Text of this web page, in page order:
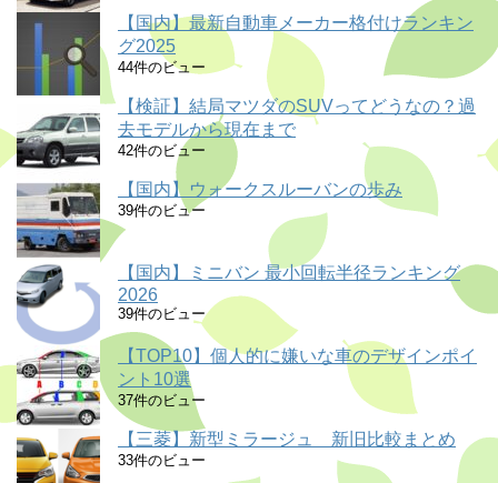
【国内】最新自動車メーカー格付けランキン
グ2025
44件のビュー
【検証】結局マツダのSUVってどうなの？過
去モデルから現在まで
42件のビュー
【国内】ウォークスルーバンの歩み
39件のビュー
【国内】ミニバン 最小回転半径ランキング
2026
39件のビュー
【TOP10】個人的に嫌いな車のデザインポイ
ント10選
37件のビュー
【三菱】新型ミラージュ 新旧比較まとめ
33件のビュー